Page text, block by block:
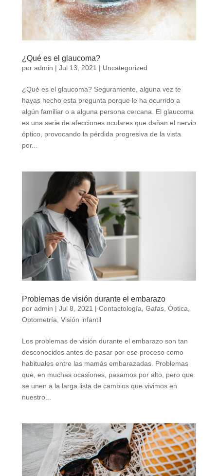
¿Qué es el glaucoma?
por admin | Jul 13, 2021 | Uncategorized
¿Qué es el glaucoma? Seguramente, alguna vez te
hayas hecho esta pregunta porque le ha ocurrido a
algún familiar o a alguna persona cercana. El glaucoma
es una serie de afecciones oculares que dañan el nervio
óptico, provocando la pérdida progresiva de la vista
por...
Problemas de visión durante el embarazo
por admin | Jul 8, 2021 | Contactología Gafas, Óptica
Optometría Visión infantil
Los problemas de visión durante el embarazo son tan
desconocidos antes de pasar por ese proceso como
habituales entre las mamás embarazadas. Problemas
que, en muchas ocasiones, pasamos por alto, pero que
se unen a la larga lista de cambios que vivimos en
nuestro...